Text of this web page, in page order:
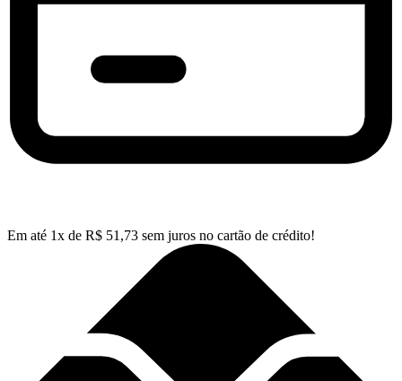
Em até 1x de R$ 51,73 sem juros no cartão de crédito!